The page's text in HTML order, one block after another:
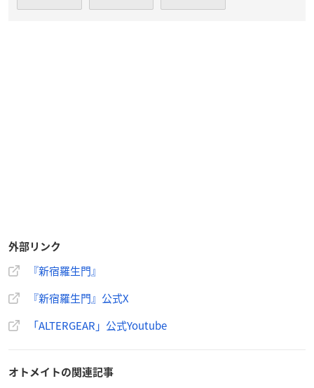
外部リンク
『新宿羅生門』
『新宿羅生門』公式X
「ALTERGEAR」公式Youtube
オトメイトの関連記事